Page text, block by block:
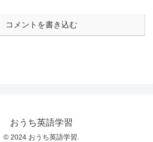
コメントを書き込む
おうち英語学習
© 2024 おうち英語学習.